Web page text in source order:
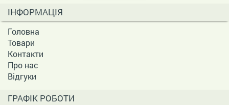
ІНФОРМАЦІЯ
Головна
Товари
Контакти
Про нас
Відгуки
ГРАФІК РОБОТИ